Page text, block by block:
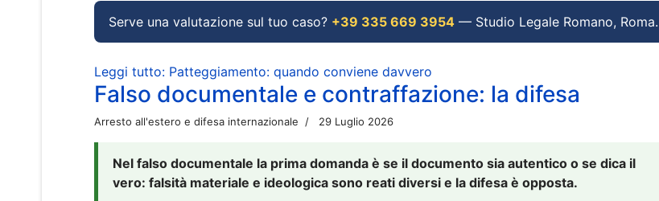
Serve una valutazione sul tuo caso? +39 335 669 3954 — Studio Legale Romano, Roma.
Leggi tutto: Patteggiamento: quando conviene davvero
Falso documentale e contraffazione: la difesa
Arresto all'estero e difesa internazionale 29 Luglio 2026
Nel falso documentale la prima domanda è se il documento sia autentico o se dica il
vero: falsità materiale e ideologica sono reati diversi e la difesa è opposta.